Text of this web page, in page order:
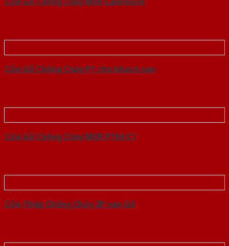
Cửa Gỗ Chống Cháy P1 cho khach san
Cửa Gỗ Chống Cháy MDF P1R4 C1
Cửa Thép Chống Cháy 2P van Gỗ